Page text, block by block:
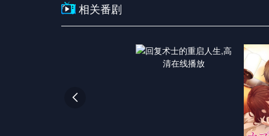
相关番剧
